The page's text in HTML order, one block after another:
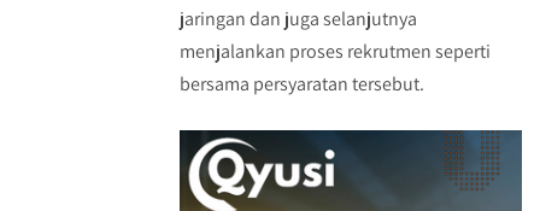
jaringan dan juga selanjutnya
menjalankan proses rekrutmen seperti
bersama persyaratan tersebut.